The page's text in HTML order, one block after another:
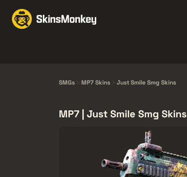
SMGs MP7 Skins Just Smile Smg Skins
MP7 | Just Smile Smg Skins